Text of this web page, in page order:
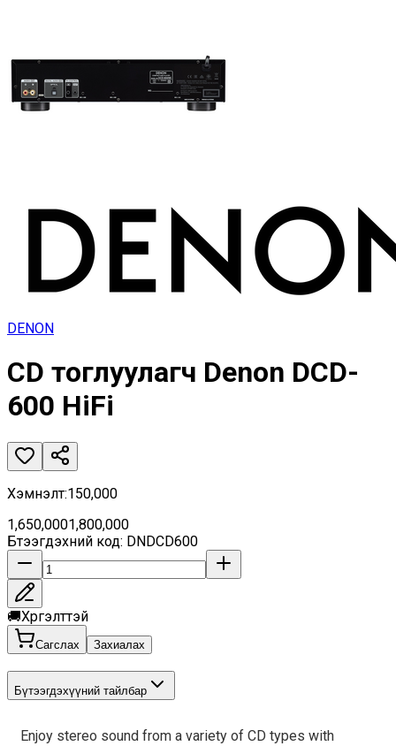
DENON
CD тоглуулагч Denon DCD-
600 HiFi
Хэмнэлт:150,000
1,650,0001,800,000
Бүтээгдэхүүний код: DNDCD600
🚚Хүргэлттэй
Сагслах Захиалах
Бүтээгдэхүүний тайлбар
Enjoy stereo sound from a variety of CD types with